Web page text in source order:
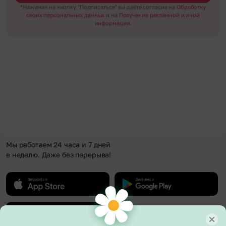
*Нажимая на кнопку "Подписаться" вы даёте согласие на Обработку
своих персональных данных и на Получение рекламной и иной
информации.
Мы работаем 24 часа и 7 дней
в неделю. Даже без перерыва!